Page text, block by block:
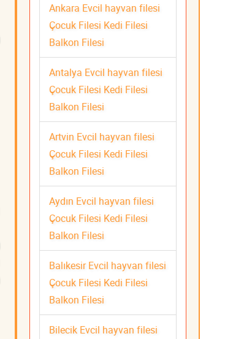
Ankara Evcil hayvan filesi
Çocuk Filesi Kedi Filesi
Balkon Filesi
Antalya Evcil hayvan filesi
Çocuk Filesi Kedi Filesi
Balkon Filesi
Artvin Evcil hayvan filesi
Çocuk Filesi Kedi Filesi
Balkon Filesi
Aydın Evcil hayvan filesi
Çocuk Filesi Kedi Filesi
Balkon Filesi
Balıkesir Evcil hayvan filesi
Çocuk Filesi Kedi Filesi
Balkon Filesi
Bilecik Evcil hayvan filesi